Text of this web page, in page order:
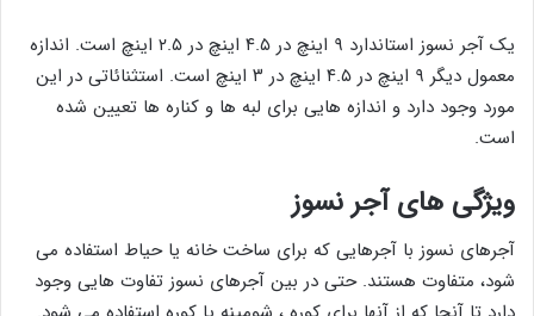
یک آجر نسوز استاندارد ۹ اینچ در ۴.۵ اینچ در ۲.۵ اینچ است. اندازه
معمول دیگر ۹ اینچ در ۴.۵ اینچ در ۳ اینچ است. استثنائاتی در این
مورد وجود دارد و اندازه هایی برای لبه ها و کناره ها تعیین شده
است.
ویژگی های آجر نسوز
آجرهای نسوز با آجرهایی که برای ساخت خانه یا حیاط استفاده می
شود، متفاوت هستند. حتی در بین آجرهای نسوز تفاوت هایی وجود